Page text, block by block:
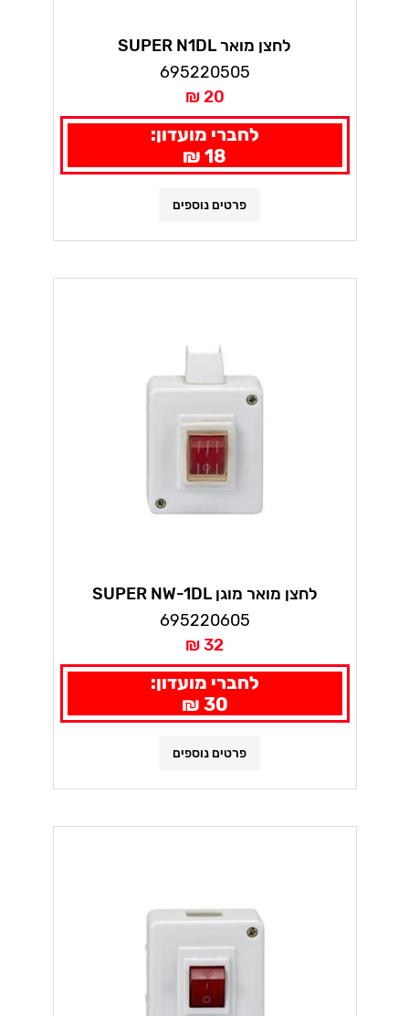
לחצן מואר SUPER N1DL
695220505
20 ₪
לחברי מועדון:
18 ₪
פרטים נוספים
לחצן מואר מוגן SUPER NW-1DL
695220605
32 ₪
לחברי מועדון:
30 ₪
פרטים נוספים